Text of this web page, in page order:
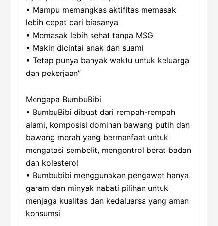
• Mampu memangkas aktifitas memasak
lebih cepat dari biasanya
• Memasak lebih sehat tanpa MSG
• Makin dicintai anak dan suami
• Tetap punya banyak waktu untuk keluarga
dan pekerjaan”
Mengapa BumbuBibi
• BumbuBibi dibuat dari rempah-rempah
alami, komposisi dominan bawang putih dan
bawang merah yang bermanfaat untuk
mengatasi sembelit, mengontrol berat badan
dan kolesterol
• Bumbubibi menggunakan pengawet hanya
garam dan minyak nabati pilihan untuk
menjaga kualitas dan kedaluarsa yang aman
konsumsi